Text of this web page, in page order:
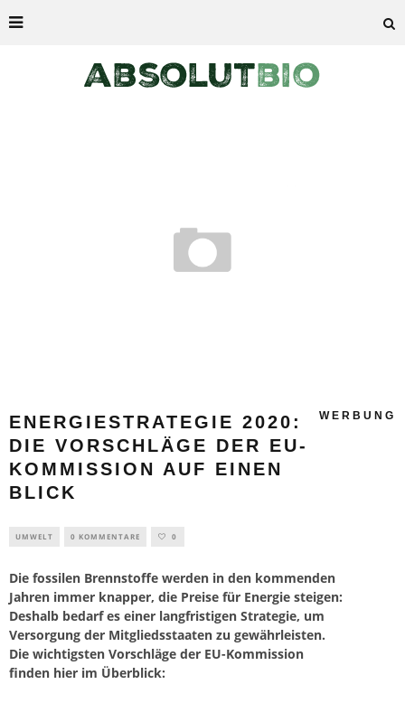
ENERGIESTRATEGIE 2020:
DIE VORSCHLÄGE DER EU-
KOMMISSION AUF EINEN
BLICK
WERBUNG
UMWELT 0 KOMMENTARE 0
Die fossilen Brennstoffe werden in den kommenden
Jahren immer knapper, die Preise für Energie steigen:
Deshalb bedarf es einer langfristigen Strategie, um
Versorgung der Mitgliedsstaaten zu gewährleisten.
Die wichtigsten Vorschläge der EU-Kommission
finden hier im Überblick: